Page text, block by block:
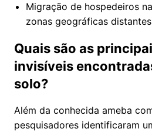
Migração de hospedeiros
zonas geográficas
Quais são as
invisíveis
solo?
Além da conhecida ameba
pesquisadores identificaram